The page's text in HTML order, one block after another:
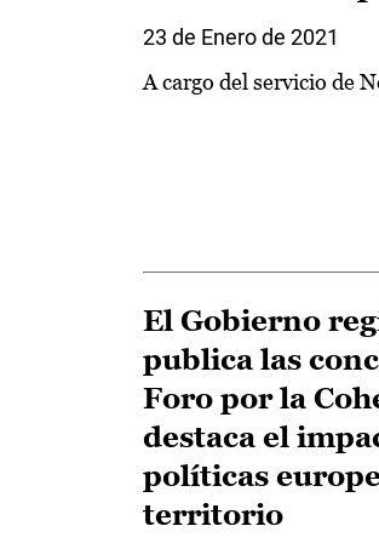
23 de Enero de 2021
A cargo del servicio de
El Gobierno
publica las
Foro por la
destaca el
políticas
territorio